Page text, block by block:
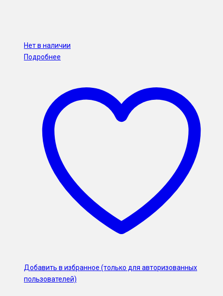
Нет в наличии
Подробнее
Добавить в избранное (только для авторизованных
пользователей)